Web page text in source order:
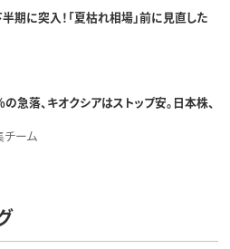
期に突入！「夏枯れ相場」前に見直した
急落、キオクシアはストップ安。日本株、
チーム